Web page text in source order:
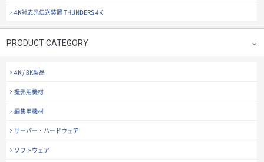
4K対応光伝送装置 THUNDERS 4K
PRODUCT CATEGORY
4K / 8K製品
撮影用機材
編集用機材
サーバー・ハードウェア
ソフトウェア